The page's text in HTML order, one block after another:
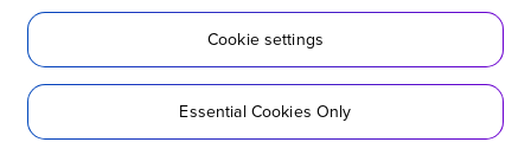
Développement durable
Accessibilité
Réseaux sociaux
Cookie settings
Essential Cookies Only